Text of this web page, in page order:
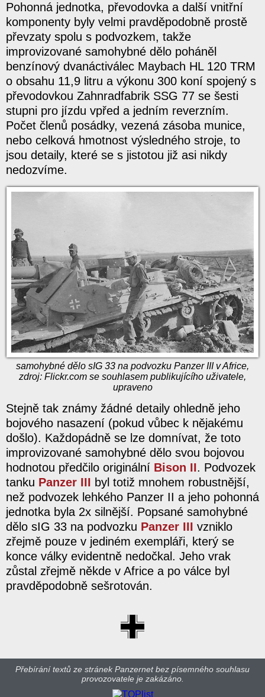
Pohonná jednotka, převodovka a další vnitřní
komponenty byly velmi pravděpodobně prostě
převzaty spolu s podvozkem, takže
improvizované samohybné dělo poháněl
benzínový dvanáctiválec Maybach HL 120 TRM
o obsahu 11,9 litru a výkonu 300 koní spojený s
převodovkou Zahnradfabrik SSG 77 se šesti
stupni pro jízdu vpřed a jedním reverzním.
Počet členů posádky, vezená zásoba munice,
nebo celková hmotnost výsledného stroje, to
jsou detaily, které se s jistotou již asi nikdy
nedozvíme.
samohybné dělo sIG 33 na podvozku Panzer III v Africe,
zdroj: Flickr.com se souhlasem publikujícího uživatele,
upraveno
Stejně tak známy žádné detaily ohledně jeho
bojového nasazení (pokud vůbec k nějakému
došlo). Každopádně se lze domnívat, že toto
improvizované samohybné dělo svou bojovou
hodnotou předčilo originální Bison II. Podvozek
tanku Panzer III byl totiž mnohem robustnější,
než podvozek lehkého Panzer II a jeho pohonná
jednotka byla 2x silnější. Popsané samohybné
dělo sIG 33 na podvozku Panzer III vzniklo
zřejmě pouze v jediném exempláři, který se
konce války evidentně nedočkal. Jeho vrak
zůstal zřejmě někde v Africe a po válce byl
pravděpodobně sešrotován.
Přebírání textů ze stránek Panzernet bez písemného souhlasu
provozovatele je zakázáno.